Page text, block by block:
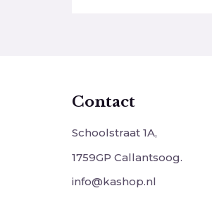
Contact
Schoolstraat 1A,
1759GP Callantsoog.
info@kashop.nl